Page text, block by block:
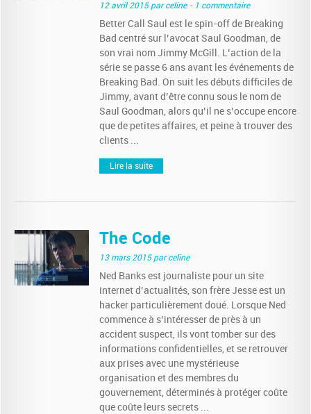
12 avril 2015par celine- 1 commentaire
Better Call Saul est le spin-off de Breaking
Bad centré sur l’avocat Saul Goodman, de
son vrai nom Jimmy McGill. L’action de la
série se passe 6 ans avant les événements de
Breaking Bad. On suit les débuts difficiles de
Jimmy, avant d’être connu sous le nom de
Saul Goodman, alors qu’il ne s’occupe encore
que de petites affaires, et peine à trouver des
clients ...
Lire la suite
The Code
13 mars 2015par celine
Ned Banks est journaliste pour un site
internet d’actualités, son frère Jesse est un
hacker particulièrement doué. Lorsque Ned
commence à s’intéresser de près à un
accident suspect, ils vont tomber sur des
informations confidentielles, et se retrouver
aux prises avec une mystérieuse
organisation et des membres du
gouvernement, déterminés à protéger coûte
que coûte leurs secrets ...